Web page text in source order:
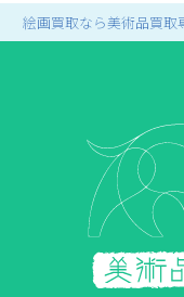
絵画買取なら美術品買取